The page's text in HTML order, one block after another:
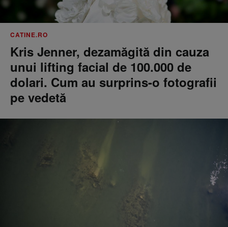
CATINE.RO
Kris Jenner, dezamăgită din cauza
unui lifting facial de 100.000 de
dolari. Cum au surprins-o fotografii
pe vedetă